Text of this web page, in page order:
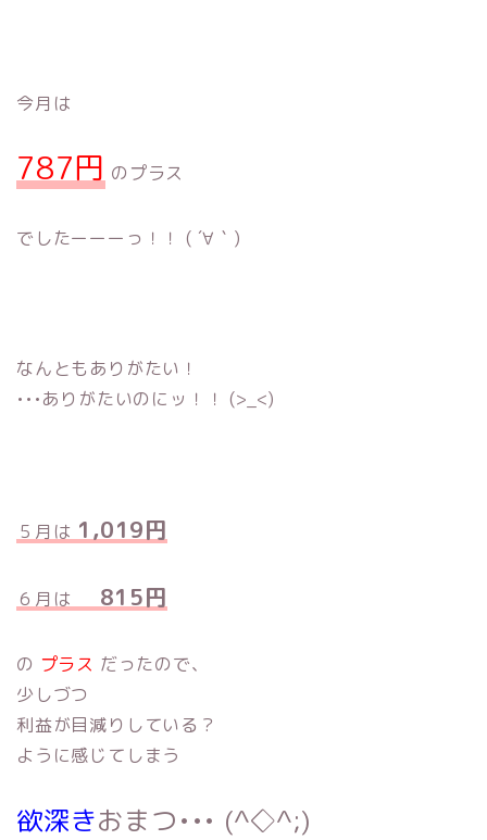
今月は
787円 のプラス
でしたーーーっ！！ ( ´∀｀)
なんともありがたい！
•••ありがたいのにッ！！ (>_<)
５月は 1,019円
６月は 815円
の プラス だったので、
少しづつ
利益が目減りしている？
ように感じてしまう
欲深きおまつ••• (^◇^;)